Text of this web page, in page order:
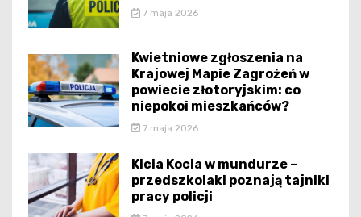
7 maja 2026
Kwietniowe zgłoszenia na
Krajowej Mapie Zagrożeń w
powiecie złotoryjskim: co
niepokoi mieszkańców?
7 maja 2026
Kicia Kocia w mundurze –
przedszkolaki poznają tajniki
pracy policji